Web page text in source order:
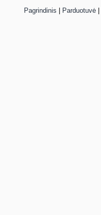
Pagrindinis | Parduotuvė |